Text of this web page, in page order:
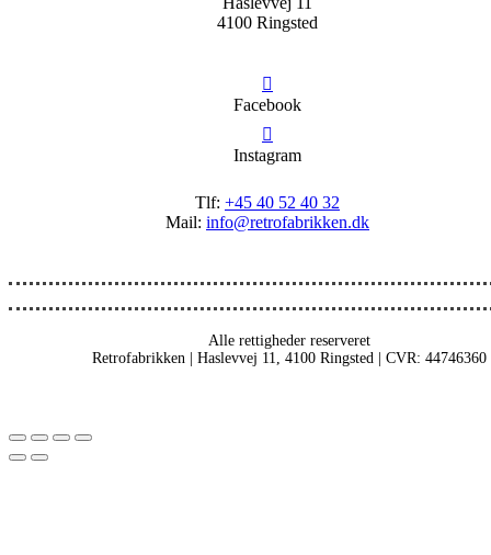
4100 Ringsted
Facebook
Instagram
Tlf: +45 40 52 40 32
Mail: info@retrofabrikken.dk
Alle rettigheder reserveret
Retrofabrikken | Haslevvej 11, 4100 Ringsted | CVR: 44746360